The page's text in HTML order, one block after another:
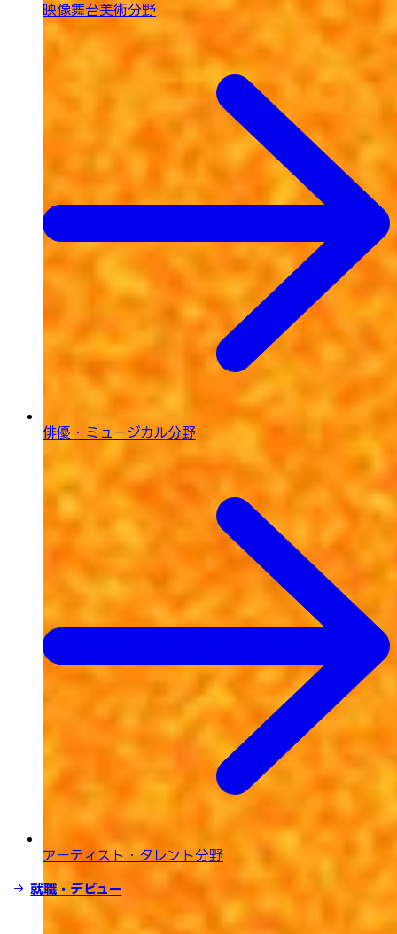
映像舞台美術分野
俳優・ミュージカル分野
アーティスト・タレント分野
就職・デビュー